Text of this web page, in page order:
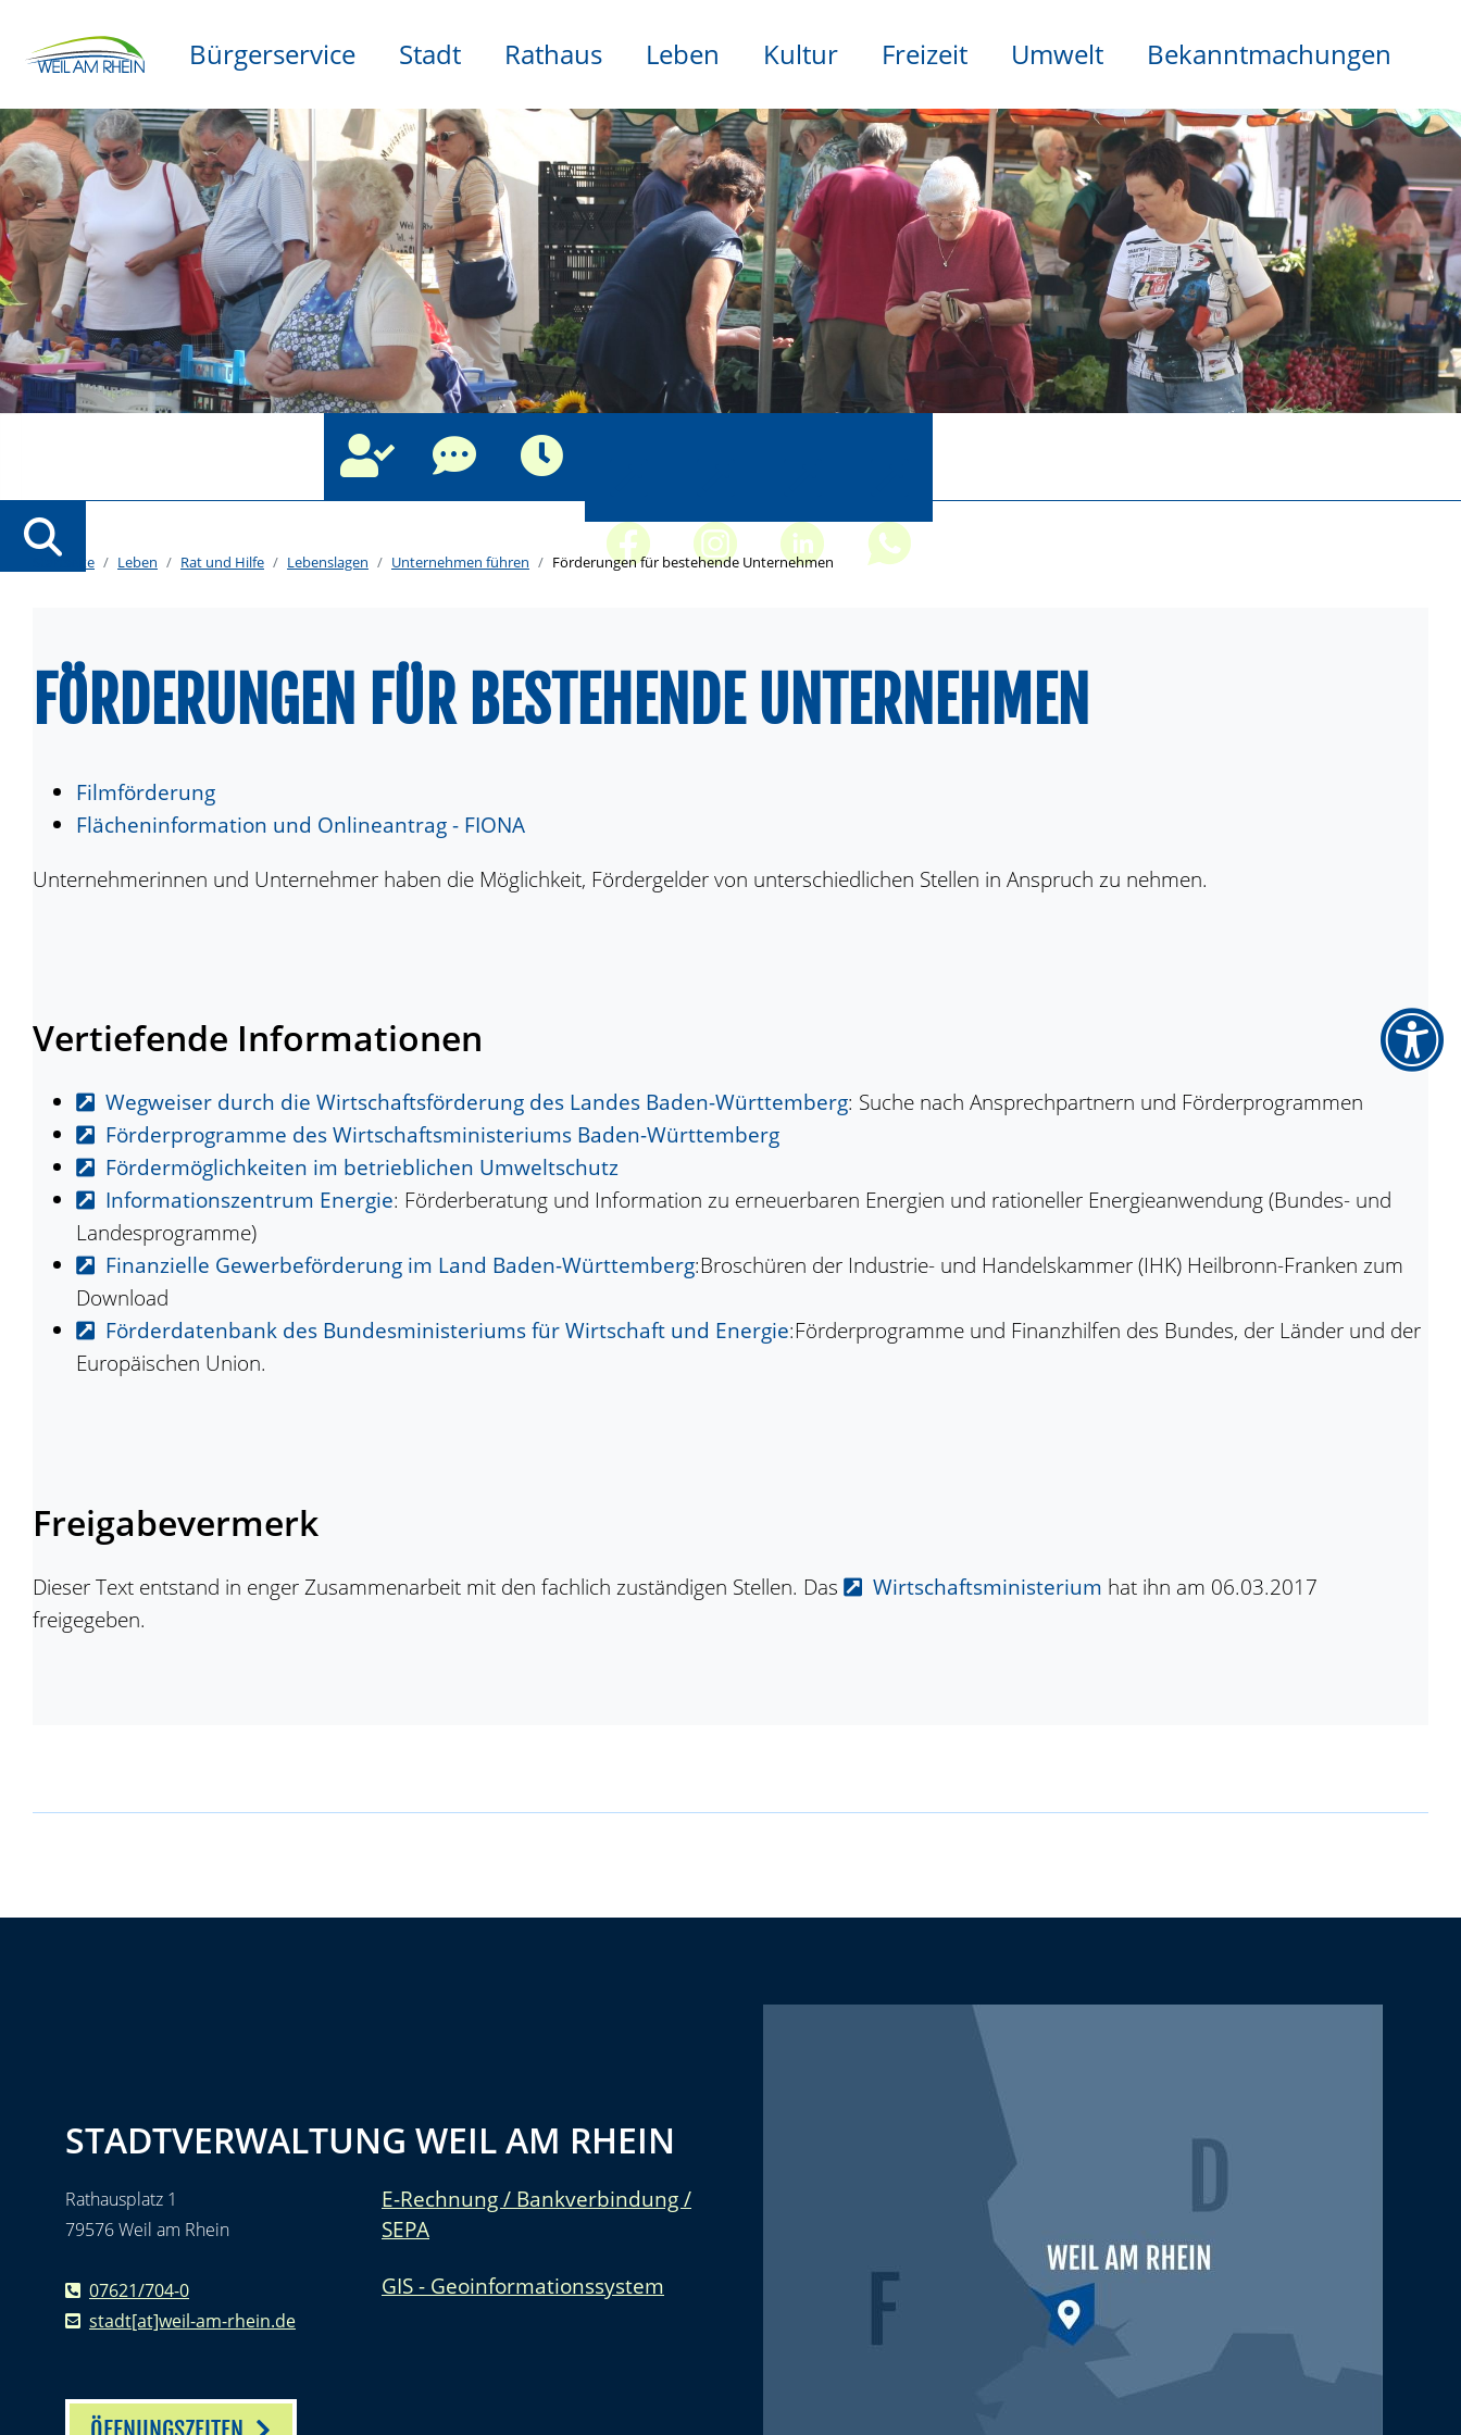
Bürgerservice Stadt Rathaus Leben Kultur Freizeit Umwelt Bekanntmachungen
Startseite Leben Rat und Hilfe Lebenslagen Unternehmen führen Förderungen für bestehende Unternehmen
FÖRDERUNGEN FÜR BESTEHENDE UNTERNEHMEN
Filmförderung
Flächeninformation und Onlineantrag - FIONA
Unternehmerinnen und Unternehmer haben die Möglichkeit, Fördergelder von unterschiedlichen Stellen in Anspruch zu nehmen.
Vertiefende Informationen
Wegweiser durch die Wirtschaftsförderung des Landes Baden-Württemberg: Suche nach Ansprechpartnern und Förderprogrammen
Förderprogramme des Wirtschaftsministeriums Baden-Württemberg
Fördermöglichkeiten im betrieblichen Umweltschutz
Informationszentrum Energie: Förderberatung und Information zu erneuerbaren Energien und rationeller Energieanwendung (Bundes- und
Landesprogramme)
Finanzielle Gewerbeförderung im Land Baden-Württemberg:Broschüren der Industrie- und Handelskammer (IHK) Heilbronn-Franken zum
Download
Förderdatenbank des Bundesministeriums für Wirtschaft und Energie:Förderprogramme und Finanzhilfen des Bundes, der Länder und der
Europäischen Union.
Freigabevermerk
Dieser Text entstand in enger Zusammenarbeit mit den fachlich zuständigen Stellen. Das Wirtschaftsministerium hat ihn am 06.03.2017
freigegeben.
STADTVERWALTUNG WEIL AM RHEIN
Rathausplatz 1
79576 Weil am Rhein
07621/704-0
stadt[at]weil-am-rhein.de
E-Rechnung / Bankverbindung /
SEPA
GIS - Geoinformationssystem